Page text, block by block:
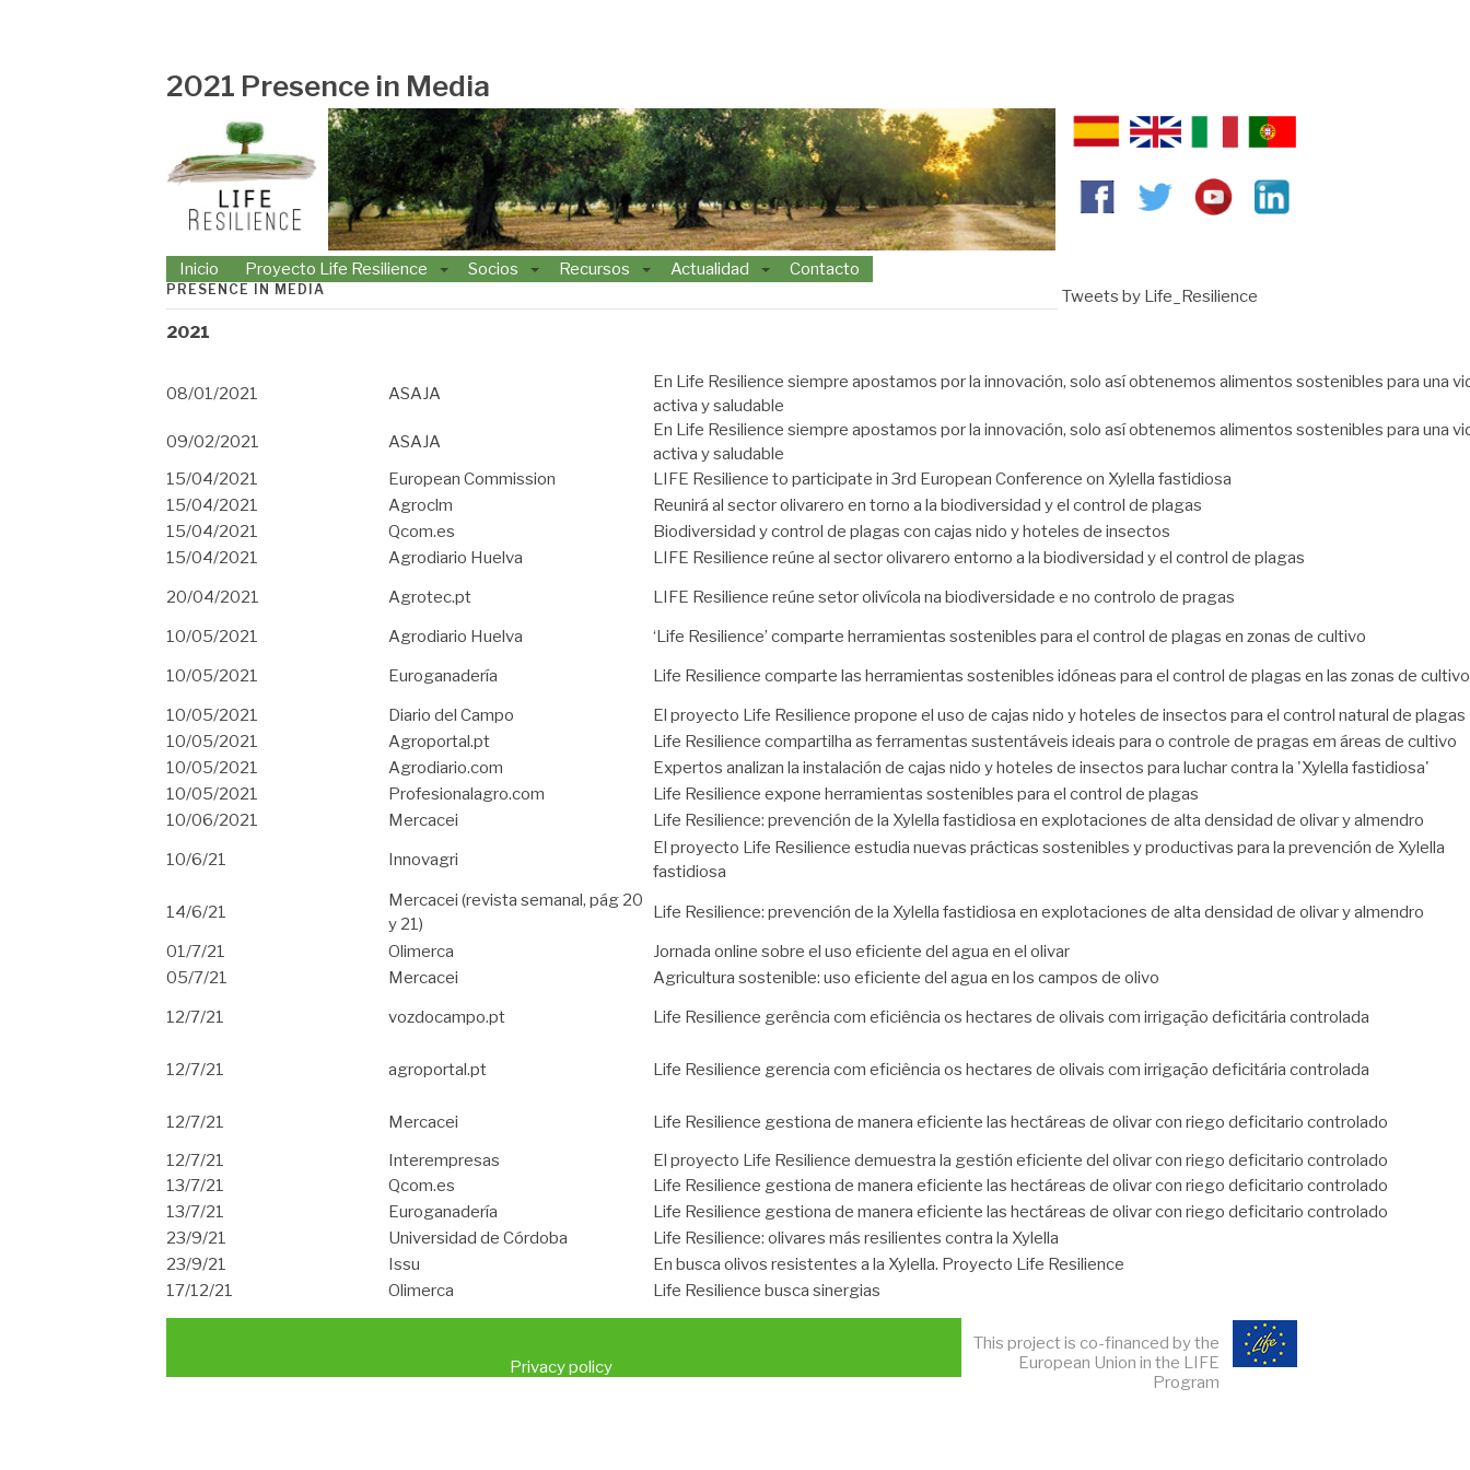
2021 Presence in Media
Inicio Proyecto Life Resilience Socios Recursos Actualidad Contacto
PRESENCE IN MEDIA
2021
08/01/2021 ASAJA
En Life Resilience siempre apostamos por la innovación, solo así obtenemos alimentos sostenibles para una
activa y saludable
09/02/2021
ASAJA
En Life Resilience siempre apostamos por la innovación, solo así obtenemos alimentos sostenibles para una
activa y saludable
15/04/2021
European Commission
LIFE Resilience to participate in 3rd European Conference on Xylella fastidiosa
15/04/2021
Agroclm
Reunirá al sector olivarero en torno a la biodiversidad y el control de plagas
15/04/2021
Qcom.es
Biodiversidad y control de plagas con cajas nido y hoteles de insectos
15/04/2021
Agrodiario Huelva
LIFE Resilience reúne al sector olivarero entorno a la biodiversidad y el control de plagas
20/04/2021
Agrotec.pt
LIFE Resilience reúne setor olivícola na biodiversidade e no controlo de pragas
10/05/2021
Agrodiario Huelva
‘Life Resilience’ comparte herramientas sostenibles para el control de plagas en zonas de cultivo
10/05/2021
Euroganadería
Life Resilience comparte las herramientas sostenibles idóneas para el control de plagas en las zonas de cultivo
10/05/2021
Diario del Campo
El proyecto Life Resilience propone el uso de cajas nido y hoteles de insectos para el control natural de plagas
10/05/2021
Agroportal.pt
Life Resilience compartilha as ferramentas sustentáveis ​​ideais para o controle de pragas em áreas de cultivo
10/05/2021
Agrodiario.com
Expertos analizan la instalación de cajas nido y hoteles de insectos para luchar contra la 'Xylella fastidiosa'
10/05/2021
Profesionalagro.com
Life Resilience expone herramientas sostenibles para el control de plagas
10/06/2021
Mercacei
Life Resilience: prevención de la Xylella fastidiosa en explotaciones de alta densidad de olivar y almendro
10/6/21
Innovagri
El proyecto Life Resilience estudia nuevas prácticas sostenibles y productivas para la prevención de Xylella
fastidiosa
14/6/21
Mercacei (revista semanal, pág 20
y 21)
Life Resilience: prevención de la Xylella fastidiosa en explotaciones de alta densidad de olivar y almendro
01/7/21
Olimerca
Jornada online sobre el uso eficiente del agua en el olivar
05/7/21
Mercacei
Agricultura sostenible: uso eficiente del agua en los campos de olivo
12/7/21
vozdocampo.pt Life Resilience gerência com eficiência os hectares de olivais com irrigação deficitária controlada
12/7/21 agroportal.pt Life Resilience gerencia com eficiência os hectares de olivais com irrigação deficitária controlada
12/7/21 Mercacei
Life Resilience gestiona de manera eficiente las hectáreas de olivar con riego deficitario controlado
12/7/21
Interempresas
El proyecto Life Resilience demuestra la gestión eficiente del olivar con riego deficitario controlado
13/7/21
Qcom.es
Life Resilience gestiona de manera eficiente las hectáreas de olivar con riego deficitario controlado
13/7/21
Euroganadería
Life Resilience gestiona de manera eficiente las hectáreas de olivar con riego deficitario controlado
23/9/21
Universidad de Córdoba
Life Resilience: olivares más resilientes contra la Xylella
23/9/21
Issu
En busca olivos resistentes a la Xylella. Proyecto Life Resilience
17/12/21
Olimerca Life Resilience busca sinergias
Tweets by Life_Resilience
Privacy policy
This project is co-financed by the
European Union in the LIFE
Program